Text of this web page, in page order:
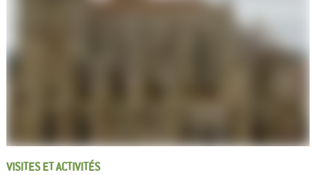
VISITES ET ACTIVITÉS